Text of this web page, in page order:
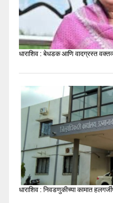
धाराशिव : बेधडक आणि वादग्रस्त
धाराशिव : निवडणुकीच्या कामात